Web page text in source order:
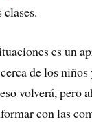
es un
de los
volverá, pero
con las